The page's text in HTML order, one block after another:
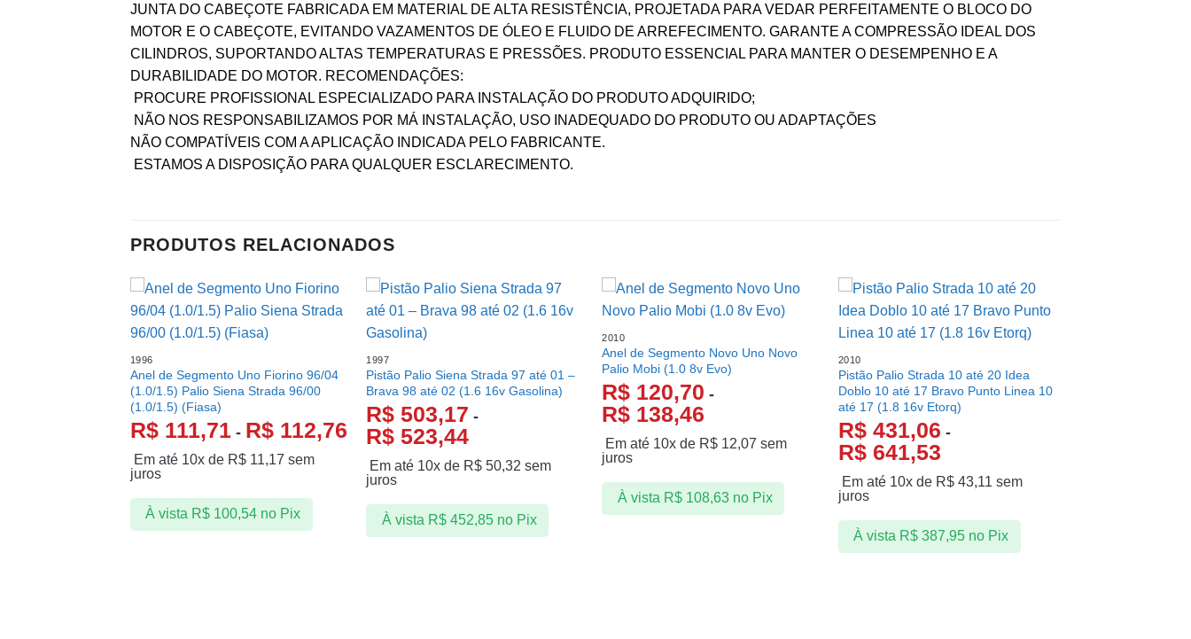
JUNTA DO CABEÇOTE FABRICADA EM MATERIAL DE ALTA RESISTÊNCIA, PROJETADA PARA VEDAR PERFEITAMENTE O BLOCO DO
MOTOR E O CABEÇOTE, EVITANDO VAZAMENTOS DE ÓLEO E FLUIDO DE ARREFECIMENTO. GARANTE A COMPRESSÃO IDEAL DOS
CILINDROS, SUPORTANDO ALTAS TEMPERATURAS E PRESSÕES. PRODUTO ESSENCIAL PARA MANTER O DESEMPENHO E A
DURABILIDADE DO MOTOR. RECOMENDAÇÕES:
 PROCURE PROFISSIONAL ESPECIALIZADO PARA INSTALAÇÃO DO PRODUTO ADQUIRIDO;
 NÃO NOS RESPONSABILIZAMOS POR MÁ INSTALAÇÃO, USO INADEQUADO DO PRODUTO OU ADAPTAÇÕES
NÃO COMPATÍVEIS COM A APLICAÇÃO INDICADA PELO FABRICANTE.
 ESTAMOS A DISPOSIÇÃO PARA QUALQUER ESCLARECIMENTO.
PRODUTOS RELACIONADOS
1996
Anel de Segmento Uno Fiorino 96/04
(1.0/1.5) Palio Siena Strada 96/00
(1.0/1.5) (Fiasa)
R$111,71 - R$112,76
Em até 10x de R$11,17 sem
juros
À vista R$ 100,54 no Pix
1997
Pistão Palio Siena Strada 97 até 01 –
Brava 98 até 02 (1.6 16v Gasolina)
R$ 503,17 -
R$ 523,44
Em até 10x de R$ 50,32 sem
juros
À vista R$452,85 no Pix
2010
Anel de Segmento Novo Uno Novo
Palio Mobi (1.0 8v Evo)
R$ 120,70 -
R$ 138,46
Em até 10x de R$ 12,07 sem
juros
À vista R$108,63 no Pix
2010
Pistão Palio Strada 10 até 20 Idea
Doblo 10 até 17 Bravo Punto Linea 10
até 17 (1.8 16v Etorq)
R$431,06 -
R$641,53
Em até 10x de R$43,11 sem
juros
À vista R$ 387,95 no Pix